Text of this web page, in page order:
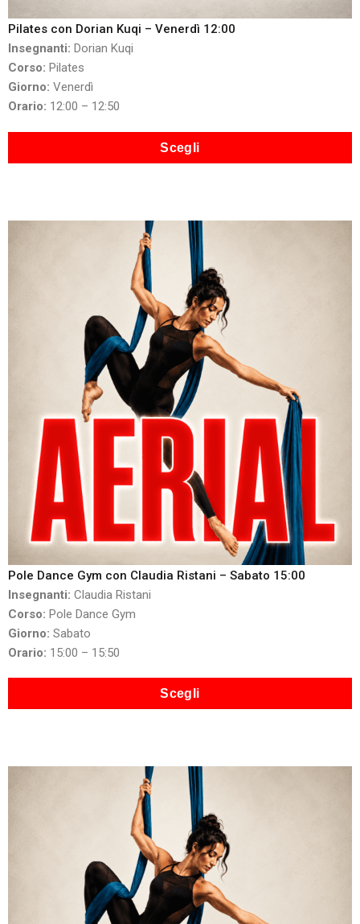
Pilates con Dorian Kuqi – Venerdì 12:00
Insegnanti: Dorian Kuqi
Corso: Pilates
Giorno: Venerdì
Orario: 12:00 – 12:50
Scegli
Pole Dance Gym con Claudia Ristani – Sabato 15:00
Insegnanti: Claudia Ristani
Corso: Pole Dance Gym
Giorno: Sabato
Orario: 15:00 – 15:50
Scegli